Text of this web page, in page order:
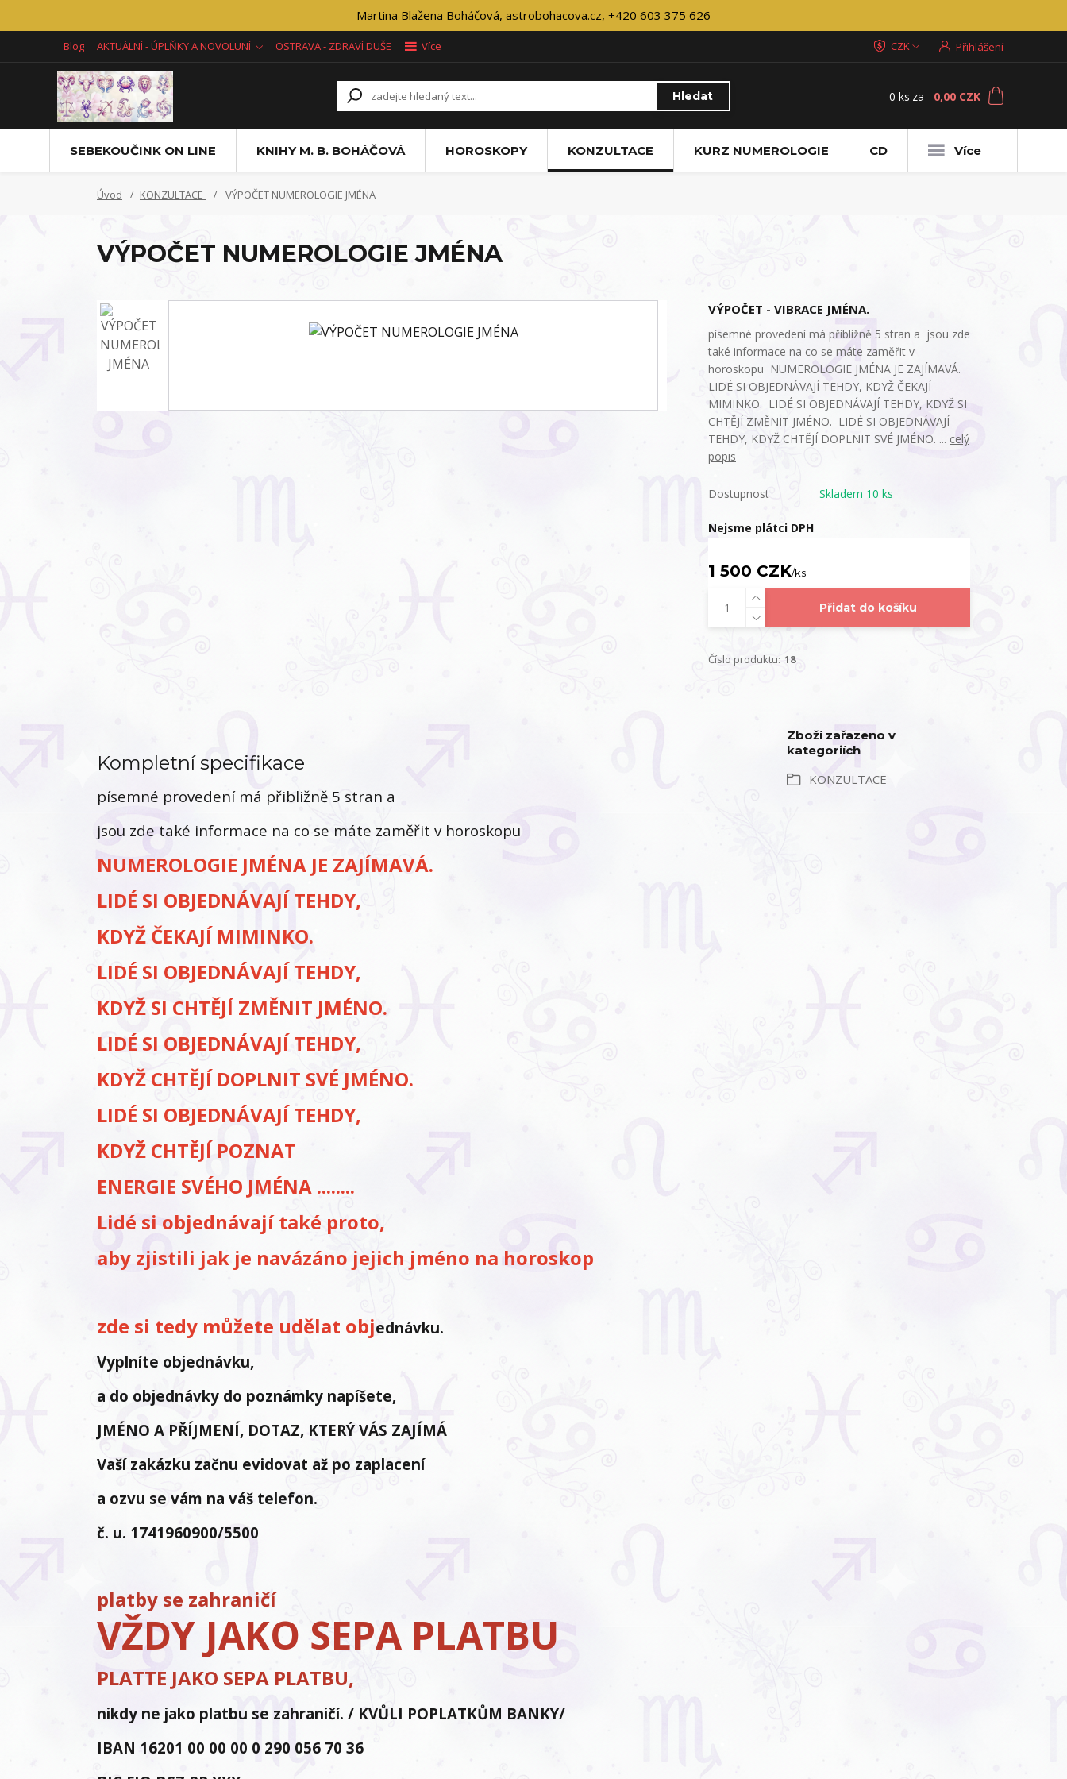
Martina Blažena Boháčová, astrobohacova.cz, +420 603 375 626
Blog AKTUÁLNÍ - ÚPLŇKY A NOVOLUNÍ OSTRAVA - ZDRAVÍ DUŠE Více CZK Přihlášení
Hledat 0 ks za 0,00 CZK
SEBEKOUČINK ON LINE KNIHY M. B. BOHÁČOVÁ HOROSKOPY KONZULTACE KURZ NUMEROLOGIE CD Více
Úvod KONZULTACE VÝPOČET NUMEROLOGIE JMÉNA
VÝPOČET NUMEROLOGIE JMÉNA
VÝPOČET - VIBRACE JMÉNA.
písemné provedení má přibližně 5 stran a jsou zde
také informace na co se máte zaměřit v
horoskopu NUMEROLOGIE JMÉNA JE ZAJÍMAVÁ.
LIDÉ SI OBJEDNÁVAJÍ TEHDY, KDYŽ ČEKAJÍ
MIMINKO. LIDÉ SI OBJEDNÁVAJÍ TEHDY, KDYŽ SI
CHTĚJÍ ZMĚNIT JMÉNO. LIDÉ SI OBJEDNÁVAJÍ
TEHDY, KDYŽ CHTĚJÍ DOPLNIT SVÉ JMÉNO. ... celý
popis
Dostupnost Skladem 10 ks
Nejsme plátci DPH
1 500 CZK/ks
Přidat do košíku
Číslo produktu: 18
Kompletní specifikace
písemné provedení má přibližně 5 stran a
jsou zde také informace na co se máte zaměřit v horoskopu
NUMEROLOGIE JMÉNA JE ZAJÍMAVÁ.
LIDÉ SI OBJEDNÁVAJÍ TEHDY,
KDYŽ ČEKAJÍ MIMINKO.
LIDÉ SI OBJEDNÁVAJÍ TEHDY,
KDYŽ SI CHTĚJÍ ZMĚNIT JMÉNO.
LIDÉ SI OBJEDNÁVAJÍ TEHDY,
KDYŽ CHTĚJÍ DOPLNIT SVÉ JMÉNO.
LIDÉ SI OBJEDNÁVAJÍ TEHDY,
KDYŽ CHTĚJÍ POZNAT
ENERGIE SVÉHO JMÉNA ........
Lidé si objednávají také proto,
aby zjistili jak je navázáno jejich jméno na horoskop
zde si tedy můžete udělat objednávku.
Vyplníte objednávku,
a do objednávky do poznámky napíšete,
JMÉNO A PŘÍJMENÍ, DOTAZ, KTERÝ VÁS ZAJÍMÁ
Vaší zakázku začnu evidovat až po zaplacení
a ozvu se vám na váš telefon.
č. u. 1741960900/5500
platby se zahraničí
VŽDY JAKO SEPA PLATBU
PLATTE JAKO SEPA PLATBU,
nikdy ne jako platbu se zahraničí. / KVŮLI POPLATKŮM BANKY/
IBAN 16201 00 00 00 0 290 056 70 36
Zboží zařazeno v
kategoriích
KONZULTACE